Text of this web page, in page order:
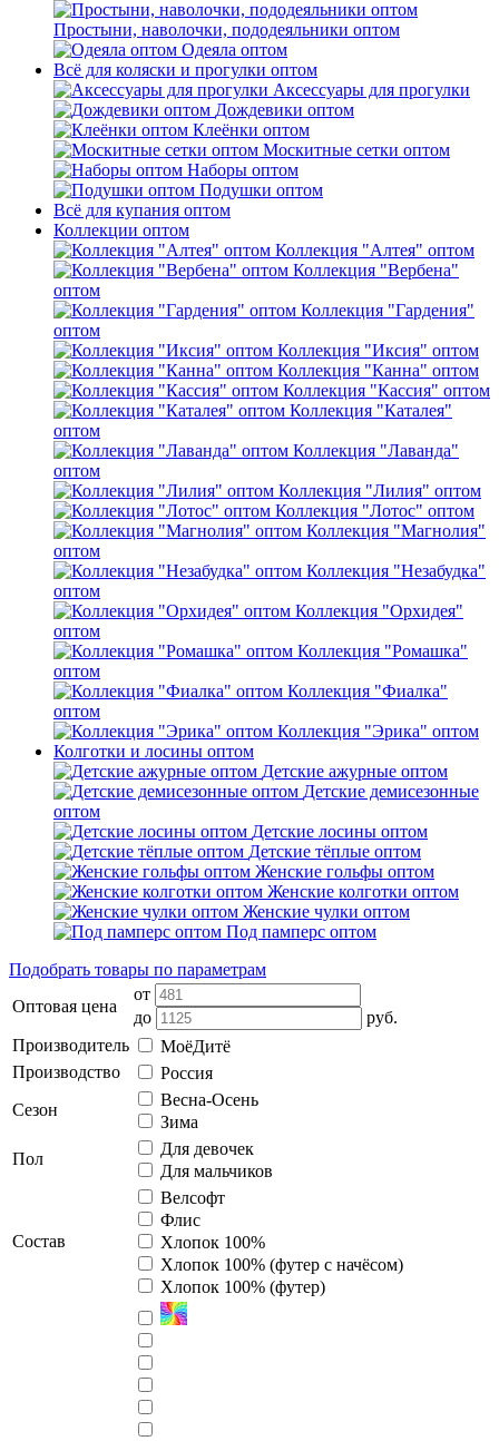
Простыни, наволочки, пододеяльники оптом
Одеяла оптом
Всё для коляски и прогулки оптом
Аксессуары для прогулки
Дождевики оптом
Клеёнки оптом
Москитные сетки оптом
Наборы оптом
Подушки оптом
Всё для купания оптом
Коллекции оптом
Коллекция "Алтея" оптом
Коллекция "Вербена"
оптом
Коллекция "Гардения"
оптом
Коллекция "Иксия" оптом
Коллекция "Канна" оптом
Коллекция "Кассия" оптом
Коллекция "Каталея"
оптом
Коллекция "Лаванда"
оптом
Коллекция "Лилия" оптом
Коллекция "Лотос" оптом
Коллекция "Магнолия"
оптом
Коллекция "Незабудка"
оптом
Коллекция "Орхидея"
оптом
Коллекция "Ромашка"
оптом
Коллекция "Фиалка"
оптом
Коллекция "Эрика" оптом
Колготки и лосины оптом
Детские ажурные оптом
Детские демисезонные
оптом
Детские лосины оптом
Детские тёплые оптом
Женские гольфы оптом
Женские колготки оптом
Женские чулки оптом
Под памперс оптом
Подобрать товары по параметрам
Оптовая цена
от
до
руб.
Производитель
МоёДитё
Производство
Россия
Сезон
Весна-Осень
Зима
Пол
Для девочек
Для мальчиков
Состав
Велсофт
Флис
Хлопок 100%
Хлопок 100% (футер с начёсом)
Хлопок 100% (футер)